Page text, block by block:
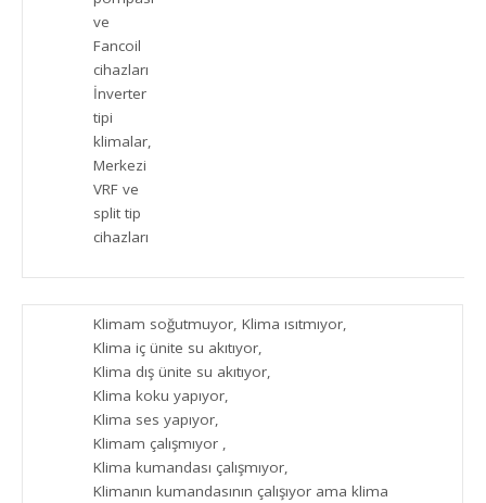
ve
Fancoil
cihazları
İnverter
tipi
klimalar,
Merkezi
VRF ve
split tip
cihazları
Klimam soğutmuyor, Klima ısıtmıyor,
Klima iç ünite su akıtıyor,
Klima dış ünite su akıtıyor,
Klima koku yapıyor,
Klima ses yapıyor,
Klimam çalışmıyor ,
Klima kumandası çalışmıyor,
Klimanın kumandasının çalışıyor ama klima